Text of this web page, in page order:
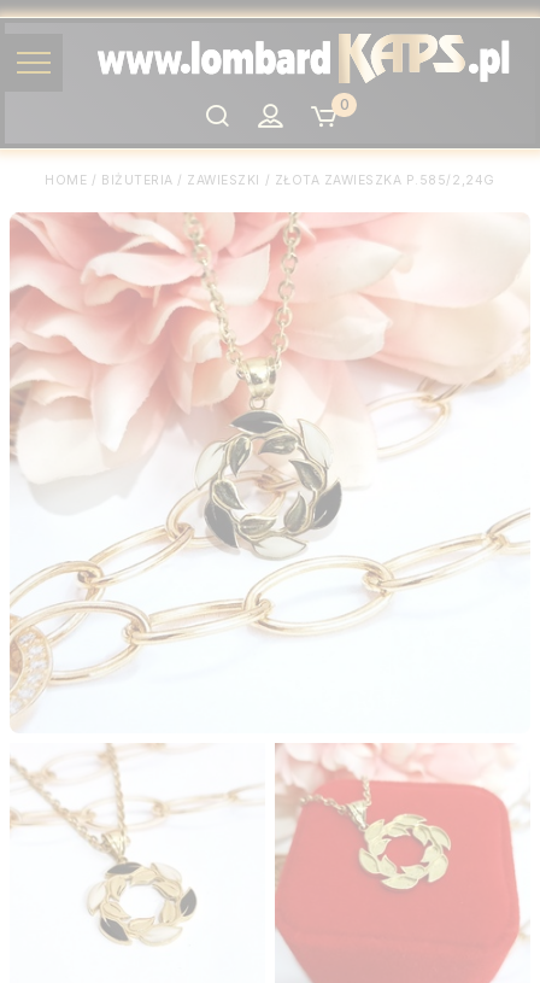
Szukaj
0
HOME / BIŻUTERIA / ZAWIESZKI / ZŁOTA ZAWIESZKA P.585/2,24G